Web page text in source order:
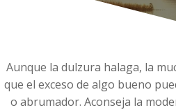
Aunque la dulzura halaga, la
que el exceso de algo bueno
o abrumador. Aconseja la